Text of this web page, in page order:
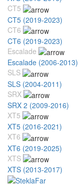
CT5
CT5 (2019-2023)
CT6
CT6 (2019-2023)
Escalade
Escalade (2006-2013)
SLS
SLS (2004-2011)
SRX
SRX 2 (2009-2016)
XT5
XT5 (2016-2021)
XT6
XT6 (2019-2025)
XTS
XTS (2013-2017)